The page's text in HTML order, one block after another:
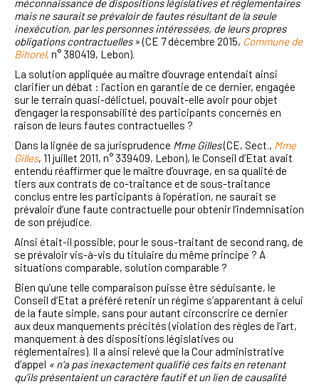
mais ne saurait se prévaloir de fautes résultant de la seule
inexécution, par les personnes intéressées, de leurs propres
obligations contractuelles» (CE 7 décembre 2015, Commune de
Bihorel, n° 380419, Lebon).
La solution appliquée au maître d’ouvrage entendait ainsi
clarifier un débat : l’action en garantie de ce dernier, engagée
sur le terrain quasi-délictuel, pouvait-elle avoir pour objet
d’engager la responsabilité des participants concernés en
raison de leurs fautes contractuelles ?
Dans la lignée de sa jurisprudence Mme Gilles(CE, Sect., Mme
Gilles, 11 juillet 2011, n° 339409, Lebon), le Conseil d’Etat avait
entendu réaffirmer que le maître d’ouvrage, en sa qualité de
tiers aux contrats de co-traitance et de sous-traitance
conclus entre les participants à l’opération, ne saurait se
prévaloir d’une faute contractuelle pour obtenir l’indemnisation
de son préjudice.
Ainsi était-il possible, pour le sous-traitant de second rang, de
se prévaloir vis-à-vis du titulaire du même principe ? A
situations comparable, solution comparable ?
Bien qu’une telle comparaison puisse être séduisante, le
Conseil d’Etat a préféré retenir un régime s’apparentant à celui
de la faute simple, sans pour autant circonscrire ce dernier
aux deux manquements précités (violation des règles de l’art,
manquement à des dispositions législatives ou
réglementaires). Il a ainsi relevé que la Cour administrative
d’appel « n'a pas inexactement qualifié ces faits en retenant
qu'ils présentaient un caractère fautif et un lien de causalité